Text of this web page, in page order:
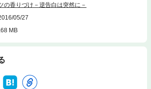
の香りづけ－逆告白は突然に－
05/27
MB